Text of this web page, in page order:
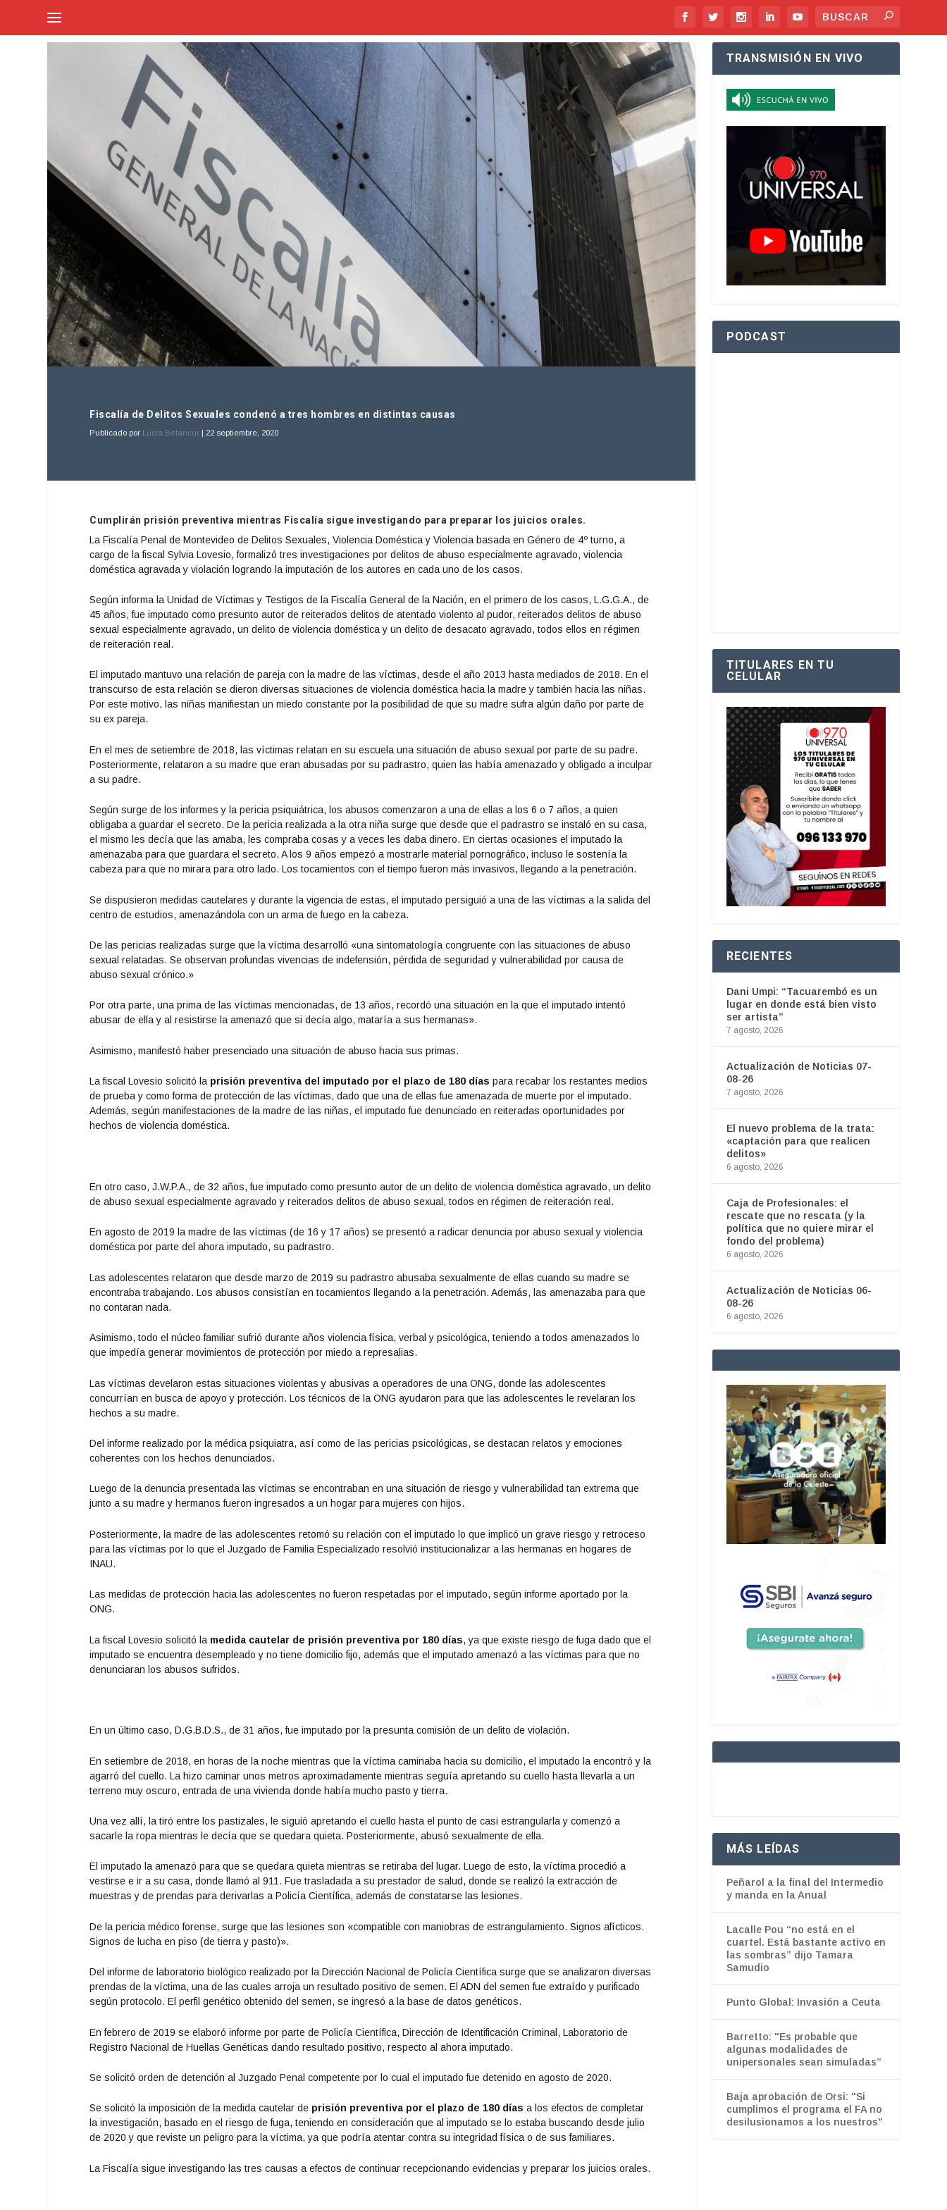
Fiscalía de Delitos Sexuales condenó a tres hombres en distintas causas
Publicado por Lucia Betancur | 22 septiembre, 2020
Cumplirán prisión preventiva mientras Fiscalía sigue investigando para preparar los juicios orales.
La Fiscalía Penal de Montevideo de Delitos Sexuales, Violencia Doméstica y Violencia basada en Género de 4º turno, a
cargo de la fiscal Sylvia Lovesio, formalizó tres investigaciones por delitos de abuso especialmente agravado, violencia
doméstica agravada y violación logrando la imputación de los autores en cada uno de los casos.
Según informa la Unidad de Víctimas y Testigos de la Fiscalía General de la Nación, en el primero de los casos, L.G.G.A., de
45 años, fue imputado como presunto autor de reiterados delitos de atentado violento al pudor, reiterados delitos de abuso
sexual especialmente agravado, un delito de violencia doméstica y un delito de desacato agravado, todos ellos en régimen
de reiteración real.
El imputado mantuvo una relación de pareja con la madre de las víctimas, desde el año 2013 hasta mediados de 2018. En el
transcurso de esta relación se dieron diversas situaciones de violencia doméstica hacia la madre y también hacia las niñas.
Por este motivo, las niñas manifiestan un miedo constante por la posibilidad de que su madre sufra algún daño por parte de
su ex pareja.
En el mes de setiembre de 2018, las víctimas relatan en su escuela una situación de abuso sexual por parte de su padre.
Posteriormente, relataron a su madre que eran abusadas por su padrastro, quien las había amenazado y obligado a inculpar
a su padre.
Según surge de los informes y la pericia psiquiátrica, los abusos comenzaron a una de ellas a los 6 o 7 años, a quien
obligaba a guardar el secreto. De la pericia realizada a la otra niña surge que desde que el padrastro se instaló en su casa,
el mismo les decía que las amaba, les compraba cosas y a veces les daba dinero. En ciertas ocasiones el imputado la
amenazaba para que guardara el secreto. A los 9 años empezó a mostrarle material pornográfico, incluso le sostenía la
cabeza para que no mirara para otro lado. Los tocamientos con el tiempo fueron más invasivos, llegando a la penetración.
Se dispusieron medidas cautelares y durante la vigencia de estas, el imputado persiguió a una de las víctimas a la salida del
centro de estudios, amenazándola con un arma de fuego en la cabeza.
De las pericias realizadas surge que la víctima desarrolló «una sintomatología congruente con las situaciones de abuso
sexual relatadas. Se observan profundas vivencias de indefensión, pérdida de seguridad y vulnerabilidad por causa de
abuso sexual crónico.»
Por otra parte, una prima de las víctimas mencionadas, de 13 años, recordó una situación en la que el imputado intentó
abusar de ella y al resistirse la amenazó que si decía algo, mataría a sus hermanas».
Asimismo, manifestó haber presenciado una situación de abuso hacia sus primas.
La fiscal Lovesio solicitó la prisión preventiva del imputado por el plazo de 180 días para recabar los restantes medios
de prueba y como forma de protección de las víctimas, dado que una de ellas fue amenazada de muerte por el imputado.
Además, según manifestaciones de la madre de las niñas, el imputado fue denunciado en reiteradas oportunidades por
hechos de violencia doméstica.
En otro caso, J.W.P.A., de 32 años, fue imputado como presunto autor de un delito de violencia doméstica agravado, un delito
de abuso sexual especialmente agravado y reiterados delitos de abuso sexual, todos en régimen de reiteración real.
En agosto de 2019 la madre de las víctimas (de 16 y 17 años) se presentó a radicar denuncia por abuso sexual y violencia
doméstica por parte del ahora imputado, su padrastro.
Las adolescentes relataron que desde marzo de 2019 su padrastro abusaba sexualmente de ellas cuando su madre se
encontraba trabajando. Los abusos consistían en tocamientos llegando a la penetración. Además, las amenazaba para que
no contaran nada.
Asimismo, todo el núcleo familiar sufrió durante años violencia física, verbal y psicológica, teniendo a todos amenazados lo
que impedía generar movimientos de protección por miedo a represalias.
Las víctimas develaron estas situaciones violentas y abusivas a operadores de una ONG, donde las adolescentes
concurrían en busca de apoyo y protección. Los técnicos de la ONG ayudaron para que las adolescentes le revelaran los
hechos a su madre.
Del informe realizado por la médica psiquiatra, así como de las pericias psicológicas, se destacan relatos y emociones
coherentes con los hechos denunciados.
Luego de la denuncia presentada las víctimas se encontraban en una situación de riesgo y vulnerabilidad tan extrema que
junto a su madre y hermanos fueron ingresados a un hogar para mujeres con hijos.
Posteriormente, la madre de las adolescentes retomó su relación con el imputado lo que implicó un grave riesgo y retroceso
para las víctimas por lo que el Juzgado de Familia Especializado resolvió institucionalizar a las hermanas en hogares de
INAU.
Las medidas de protección hacia las adolescentes no fueron respetadas por el imputado, según informe aportado por la
ONG.
La fiscal Lovesio solicitó la medida cautelar de prisión preventiva por 180 días, ya que existe riesgo de fuga dado que el
imputado se encuentra desempleado y no tiene domicilio fijo, además que el imputado amenazó a las víctimas para que no
denunciaran los abusos sufridos.
En un último caso, D.G.B.D.S., de 31 años, fue imputado por la presunta comisión de un delito de violación.
En setiembre de 2018, en horas de la noche mientras que la víctima caminaba hacia su domicilio, el imputado la encontró y la
agarró del cuello. La hizo caminar unos metros aproximadamente mientras seguía apretando su cuello hasta llevarla a un
terreno muy oscuro, entrada de una vivienda donde había mucho pasto y tierra.
Una vez allí, la tiró entre los pastizales, le siguió apretando el cuello hasta el punto de casi estrangularla y comenzó a
sacarle la ropa mientras le decía que se quedara quieta. Posteriormente, abusó sexualmente de ella.
El imputado la amenazó para que se quedara quieta mientras se retiraba del lugar. Luego de esto, la víctima procedió a
vestirse e ir a su casa, donde llamó al 911. Fue trasladada a su prestador de salud, donde se realizó la extracción de
muestras y de prendas para derivarlas a Policía Científica, además de constatarse las lesiones.
De la pericia médico forense, surge que las lesiones son «compatible con maniobras de estrangulamiento. Signos afícticos.
Signos de lucha en piso (de tierra y pasto)».
Del informe de laboratorio biológico realizado por la Dirección Nacional de Policía Científica surge que se analizaron diversas
prendas de la víctima, una de las cuales arroja un resultado positivo de semen. El ADN del semen fue extraído y purificado
según protocolo. El perfil genético obtenido del semen, se ingresó a la base de datos genéticos.
En febrero de 2019 se elaboró informe por parte de Policía Científica, Dirección de Identificación Criminal, Laboratorio de
Registro Nacional de Huellas Genéticas dando resultado positivo, respecto al ahora imputado.
Se solicitó orden de detención al Juzgado Penal competente por lo cual el imputado fue detenido en agosto de 2020.
Se solicitó la imposición de la medida cautelar de prisión preventiva por el plazo de 180 días a los efectos de completar
la investigación, basado en el riesgo de fuga, teniendo en consideración que al imputado se lo estaba buscando desde julio
de 2020 y que reviste un peligro para la víctima, ya que podría atentar contra su integridad física o de sus familiares.
La Fiscalía sigue investigando las tres causas a efectos de continuar recepcionando evidencias y preparar los juicios orales.
TRANSMISIÓN EN VIVO
PODCAST
TITULARES EN TU
CELULAR
RECIENTES
Dani Umpi: “Tacuarembó es un
lugar en donde está bien visto
ser artista”
7 agosto, 2026
Actualización de Noticias 07-
08-26
7 agosto, 2026
El nuevo problema de la trata:
«captación para que realicen
delitos»
6 agosto, 2026
Caja de Profesionales: el
rescate que no rescata (y la
política que no quiere mirar el
fondo del problema)
6 agosto, 2026
Actualización de Noticias 06-
08-26
6 agosto, 2026
MÁS LEÍDAS
Peñarol a la final del Intermedio
y manda en la Anual
Lacalle Pou “no está en el
cuartel. Está bastante activo en
las sombras” dijo Tamara
Samudio
Punto Global: Invasión a Ceuta
Barretto: "Es probable que
algunas modalidades de
unipersonales sean simuladas”
Baja aprobación de Orsi: "Si
cumplimos el programa el FA no
desilusionamos a los nuestros"